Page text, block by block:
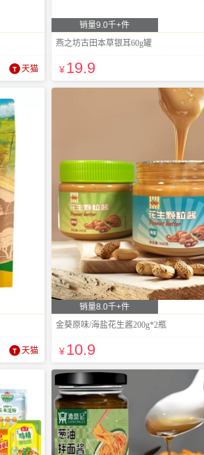
天猫
销量9.0千+件
燕之坊古田本草银耳60g罐
¥19.9
天猫
销量8.0千+件
金葵原味/海盐花生酱200g*2瓶
¥10.9